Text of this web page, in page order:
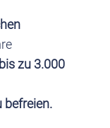
zu 3.000
befreien.